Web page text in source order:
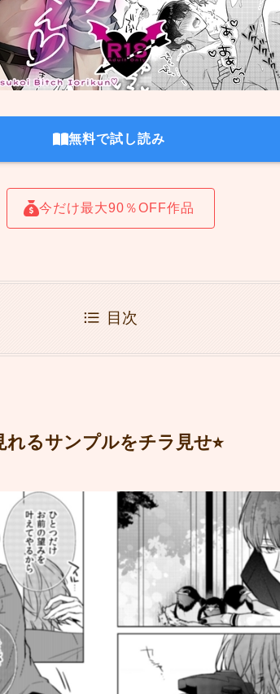
無料で試し読み
今だけ最大90％OFF作品
目次
るサンプルをチラ見せ⭐︎